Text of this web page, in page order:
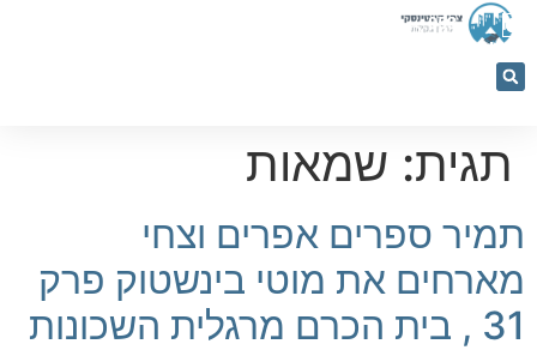
053-
5366884
תגית: שמאות
תמיר ספרים אפרים וצחי
מארחים את מוטי בינשטוק פרק
31 , בית הכרם מרגלית השכונות